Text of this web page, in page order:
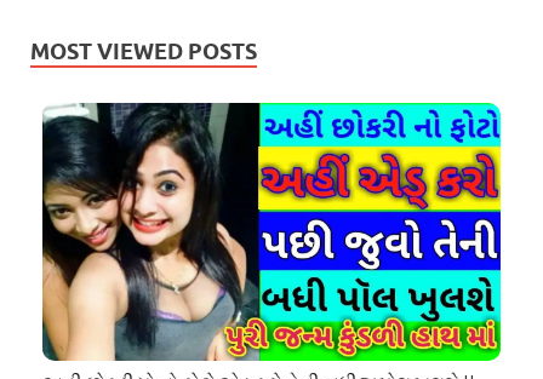
MOST VIEWED POSTS